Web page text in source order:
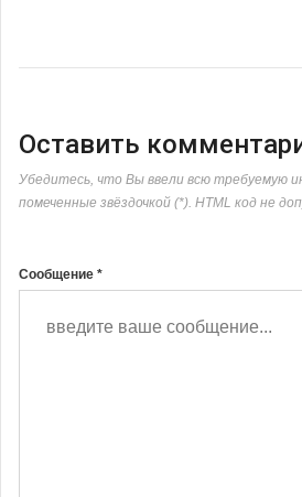
Оставить
Убедитесь, что Вы ввели всю требуемую
помеченные звёздочкой (*). HTML код не
Сообщение *